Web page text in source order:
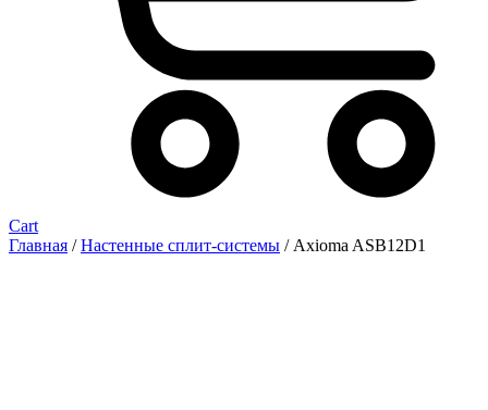
Cart
Главная /Настенные сплит-системы / Axioma ASB12D1